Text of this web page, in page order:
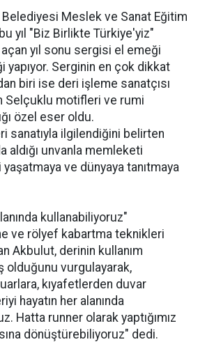
Meslek ve Sanat Eğitim
yıl "Biz Birlikte Türkiye'yiz"
açan yıl sonu sergisi el emeği
yapıyor. Serginin en çok dikkat
biri ise deri işleme sanatçısı
Selçuklu motifleri ve rumi
özel eser oldu.
sanatıyla ilgilendiğini belirten
aldığı unvanla memleketi
ve dünyaya tanıtmaya
kullanabiliyoruz"
ve rölyef kabartma teknikleri
Akbulut, derinin kullanım
olduğunu vurgulayarak,
kıyafetlerden duvar
hayatın her alanında
Hatta runner olarak yaptığımız
dönüştürebiliyoruz" dedi.